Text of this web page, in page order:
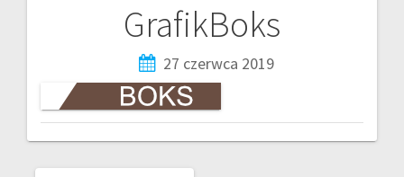
GrafikBoks
27 czerwca 2019